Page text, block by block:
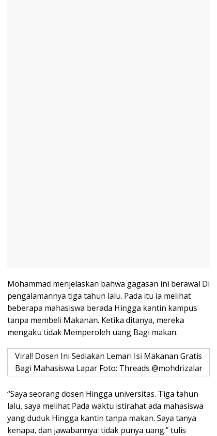
Mohammad menjelaskan bahwa gagasan ini berawal Di
pengalamannya tiga tahun lalu. Pada itu ia melihat
beberapa mahasiswa berada Hingga kantin kampus
tanpa membeli Makanan. Ketika ditanya, mereka
mengaku tidak Memperoleh uang Bagi makan.
Viral! Dosen Ini Sediakan Lemari Isi Makanan Gratis
Bagi Mahasiswa Lapar Foto: Threads @mohdrizalar
“Saya seorang dosen Hingga universitas. Tiga tahun
lalu, saya melihat Pada waktu istirahat ada mahasiswa
yang duduk Hingga kantin tanpa makan. Saya tanya
kenapa, dan jawabannya: tidak punya uang.” tulis